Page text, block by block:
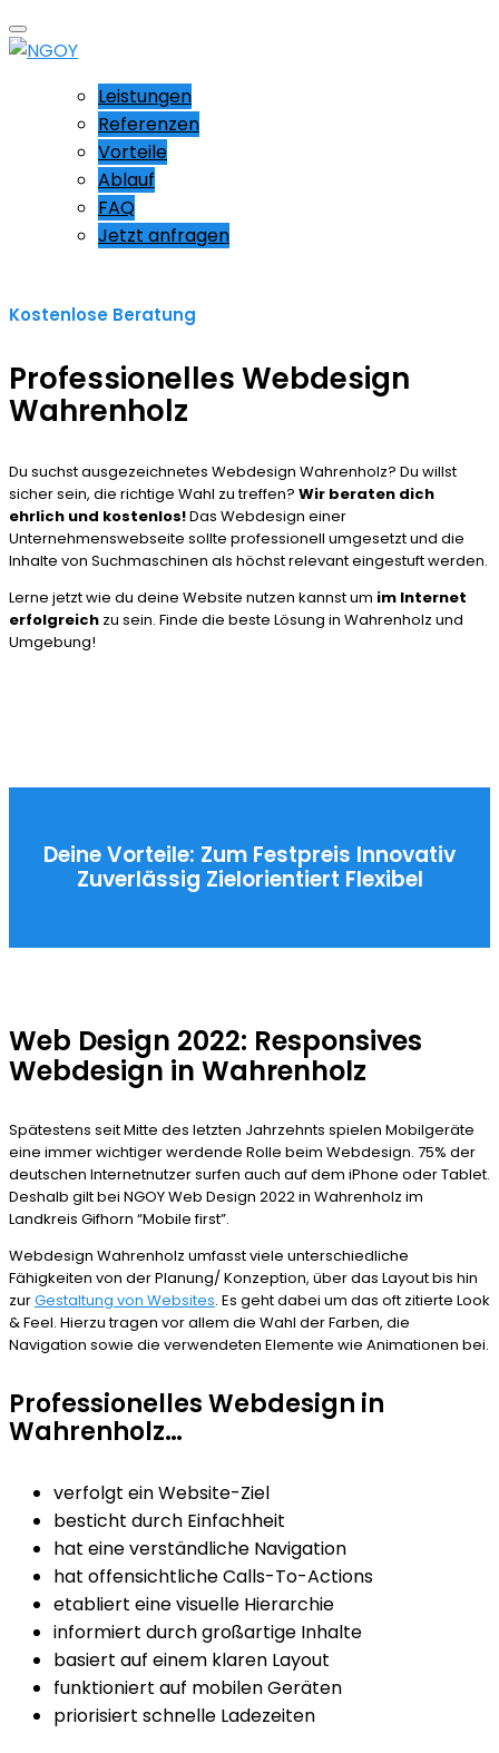
Leistungen
Referenzen
Vorteile
Ablauf
FAQ
Jetzt anfragen
Kostenlose Beratung
Professionelles Webdesign
Wahrenholz
Du suchst ausgezeichnetes Webdesign Wahrenholz? Du willst
sicher sein, die richtige Wahl zu treffen? Wir beraten dich
ehrlich und kostenlos!Das Webdesign einer
Unternehmenswebseite sollte professionell umgesetzt und die
Inhalte von Suchmaschinen als höchst relevant eingestuft werden.
Lerne jetzt wie du deine Website nutzen kannst um im Internet
erfolgreich zu sein. Finde die beste Lösung in Wahrenholz und
Umgebung!
Deine Vorteile: Zum Festpreis Innovativ
Zuverlässig Zielorientiert Flexibel
Web Design 2022: Responsives
Webdesign in Wahrenholz
Spätestens seit Mitte des letzten Jahrzehnts spielen Mobilgeräte
eine immer wichtiger werdende Rolle beim Webdesign. 75% der
deutschen Internetnutzer surfen auch auf dem iPhone oder Tablet.
Deshalb gilt bei NGOY Web Design 2022 in Wahrenholz im
Landkreis Gifhorn “Mobile first”.
Webdesign Wahrenholz umfasst viele unterschiedliche
Fähigkeiten von der Planung/ Konzeption, über das Layout bis hin
zurGestaltung von Websites. Es geht dabei um das oft zitierte Look
& Feel. Hierzu tragen vor allem die Wahl der Farben, die
Navigation sowie die verwendeten Elemente wie Animationen bei.
Professionelles Webdesign in
Wahrenholz…
verfolgt ein Website-Ziel
besticht durch Einfachheit
hat eine verständliche Navigation
hat offensichtliche Calls-To-Actions
etabliert eine visuelle Hierarchie
informiert durch großartige Inhalte
basiert auf einem klaren Layout
funktioniert auf mobilen Geräten
priorisiert schnelle Ladezeiten